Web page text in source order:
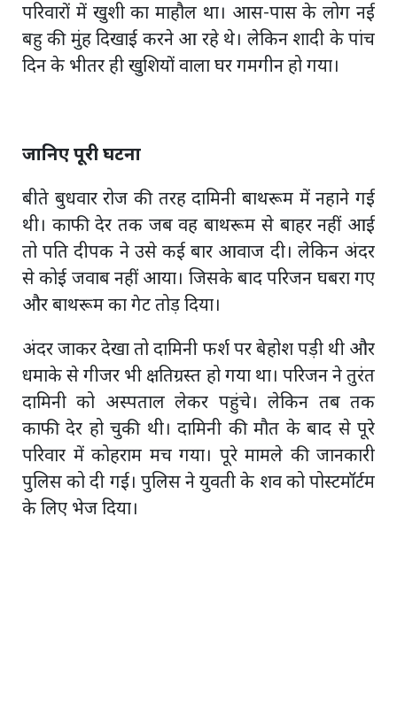
परिवारों में खुशी का माहौल था। आस-पास के लोग नई
बहु की मुंह दिखाई करने आ रहे थे। लेकिन शादी के पांच
दिन के भीतर ही खुशियों वाला घर गमगीन हो गया।
जानिए पूरी घटना
बीते बुधवार रोज की तरह दामिनी बाथरूम में नहाने गई
थी। काफी देर तक जब वह बाथरूम से बाहर नहीं आई
तो पति दीपक ने उसे कई बार आवाज दी। लेकिन अंदर
से कोई जवाब नहीं आया। जिसके बाद परिजन घबरा गए
और बाथरूम का गेट तोड़ दिया।
अंदर जाकर देखा तो दामिनी फर्श पर बेहोश पड़ी थी और
धमाके से गीजर भी क्षतिग्रस्त हो गया था। परिजन ने तुरंत
दामिनी को अस्पताल लेकर पहुंचे। लेकिन तब तक
काफी देर हो चुकी थी। दामिनी की मौत के बाद से पूरे
परिवार में कोहराम मच गया। पूरे मामले की जानकारी
पुलिस को दी गई। पुलिस ने युवती के शव को पोस्टमॉर्टम
के लिए भेज दिया।